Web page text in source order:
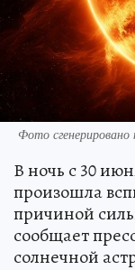
Фото
В ночь с 30
произошла
причиной
сообщает
солнечной